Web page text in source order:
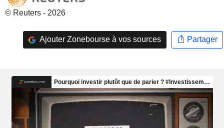
© Reuters - 2026
Ajouter Zonebourse à vos sources Partager